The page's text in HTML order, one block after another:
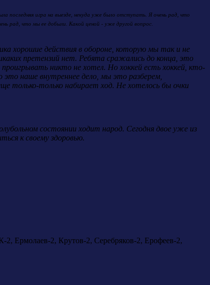
последняя игра на выезде, некуда уже было отступать. Я очень рад, что
рад, что мы ее добыли. Какой ценой - уже другой вопрос.
хорошие действия в обороне, которую мы так и не
претензий нет. Ребята сражались до конца, это
никто не хотел. Но хоккей есть хоккей, кто-
наше внутреннее дело, мы это разберем,
только-только набирает ход. Не хотелось бы очки
состоянии ходит народ. Сегодня двое уже из
к своему здоровью.
Ермолаев-2, Крутов-2, Серебряков-2, Ерофеев-2,